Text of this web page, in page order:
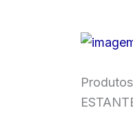
Produtos